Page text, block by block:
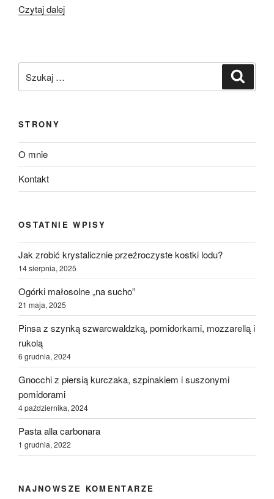
Czytaj dalej„Sałata
gruszką
STRONY
O mnie
Kontakt
OSTATNIE WPISY
Jak zrobić krystalicznie przeźroczyste kostki lodu?
14 sierpnia, 2025
Ogórki małosolne „na sucho”
21 maja, 2025
Pinsa z szynką szwarcwaldzką, pomidorkami, mozzarellą i
rukolą
6 grudnia, 2024
Gnocchi z piersią kurczaka, szpinakiem i suszonymi
pomidorami
4 października, 2024
Pasta alla carbonara
1 grudnia, 2022
NAJNOWSZE KOMENTARZE